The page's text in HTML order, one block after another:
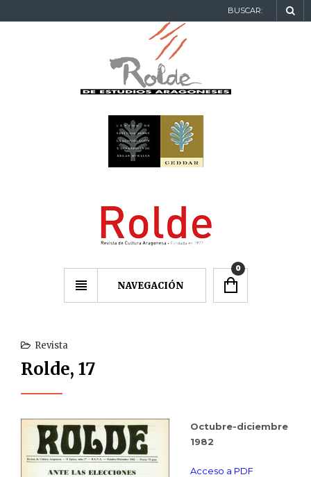
BUSCAR:
NAVEGACIÓN
0
Revista
Rolde, 17
Octubre-diciembre
1982
Acceso a PDF